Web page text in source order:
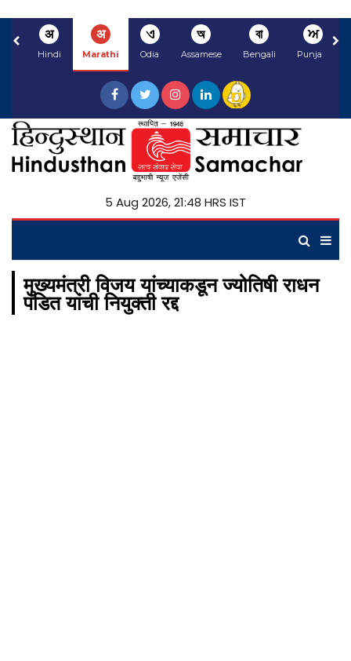
अ
Hindi
अ
Marathi
ଏ
Odia
অ
Assamese
বা
Bengali
ਅ
Punjabi
5 Aug 2026, 21:48 HRS IST
मुख्यमंत्री विजय यांच्याकडून ज्योतिषी राधन
पंडित यांची नियुक्ती रद्द